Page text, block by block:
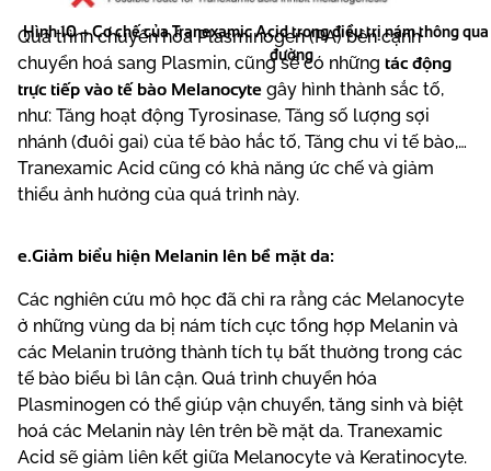
Hình 10 – Cơ chế của Tranexamic Acid trong điều trị nám thông
đường
Quá trình chuyển hóa Plasminogen (PA) bên cạnh
chuyển hoá sang Plasmin, cũng sẽ có những tác động
trực tiếp vào tế bào Melanocyte gây hình thành sắc tố,
như: Tăng hoạt động Tyrosinase, Tăng số lượng sợi
nhánh (đuôi gai) của tế bào hắc tố, Tăng chu vi tế bào,…
Tranexamic Acid cũng có khả năng ức chế và giảm
thiểu ảnh hưởng của quá trình này.
e.Giảm biểu hiện Melanin lên bề mặt da:
Các nghiên cứu mô học đã chỉ ra rằng các Melanocyte
ở những vùng da bị nám tích cực tổng hợp Melanin và
các Melanin trưởng thành tích tụ bất thường trong các
tế bào biểu bì lân cận. Quá trình chuyển hóa
Plasminogen có thể giúp vận chuyển, tăng sinh và biệt
hoá các Melanin này lên trên bề mặt da. Tranexamic
Acid sẽ giảm liên kết giữa Melanocyte và Keratinocyte.